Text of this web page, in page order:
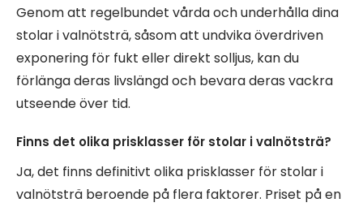
Genom att regelbundet vårda och underhålla dina
stolar i valnötsträ, såsom att undvika överdriven
exponering för fukt eller direkt solljus, kan du
förlänga deras livslängd och bevara deras vackra
utseende över tid.
Finns det olika prisklasser för stolar i valnötsträ?
Ja, det finns definitivt olika prisklasser för stolar i
valnötsträ beroende på flera faktorer. Priset på en